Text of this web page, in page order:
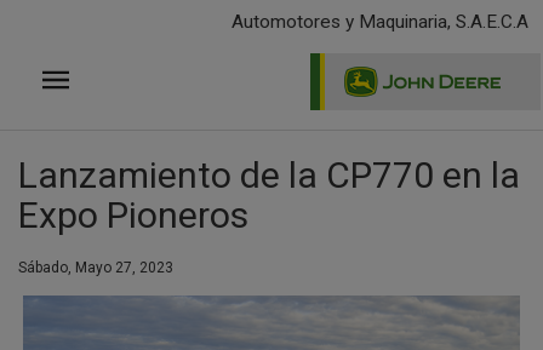
principal
Automotores y Maquinaria, S.A.E.C.A
Lanzamiento de la CP770 en la
Expo Pioneros
Sábado, Mayo 27, 2023